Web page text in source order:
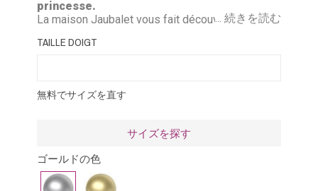
princesse.
La maison Jaubalet vous fait découvrir sa bague
des joailliers de la place Vendôme.
... 続きを読む
TAILLE DOIGT
無料でサイズを直す
サイズを探す
ゴールドの色
ホ
イ